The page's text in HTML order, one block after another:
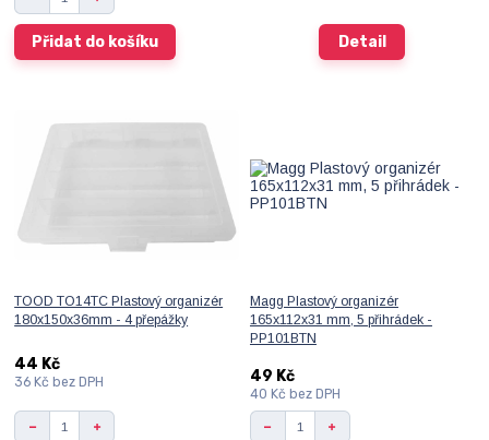
Přidat do košíku Detail
TOOD TO14TC Plastový organizér
180x150x36mm - 4 přepážky
44 Kč
36 Kč bez DPH
Magg Plastový organizér
165x112x31 mm, 5 přihrádek -
PP101BTN
49 Kč
40 Kč bez DPH